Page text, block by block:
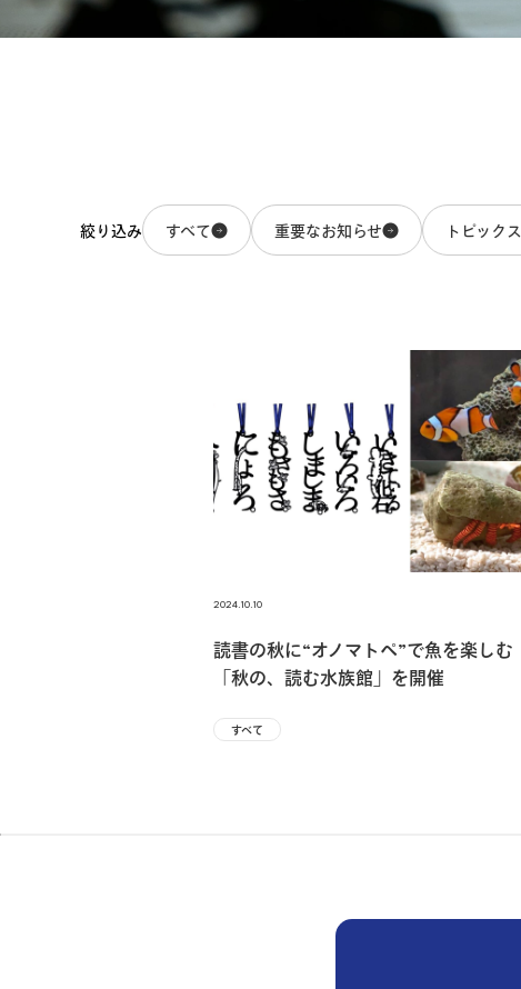
絞り込み すべて 重要なお知らせ トピックス
2024.10.10
読書の秋に“オノマトペ”で魚を楽しむ
「秋の、読む水族館」を開催
すべて